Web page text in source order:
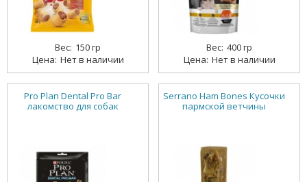
150 гр
Нет в наличии
400 гр
Нет в наличии
Pro Plan Dental Pro Bar
лакомство для собак
Serrano Ham Bones Кусочки
пармской ветчины